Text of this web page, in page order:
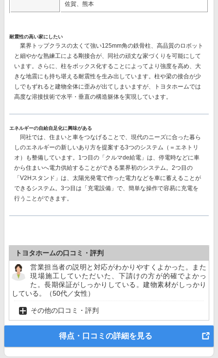
佐賀、熊本
耐震性の高い家にしたい
業界トップクラスの太くて強い125mm角の鉄骨柱、高品質のロボット
と細やかな熟練工による剛接合が、同社の頑丈な家づくりを可能にして
います。さらに、柱をボックス化することによってより強度を高め、大
きな地震にも持ち堪える耐震性を生み出しています。柱や梁の接合が少
しでもずれると建物全体に歪みが出てしまいますが、トヨタホームでは
高度な溶接技術で水平・垂直の構造躯体を実現しています。
エネルギーの自給自足化に興味がある
同社では、 住まいと車をつなげることで、現代のニーズに合った暮ら
しのエネルギーの新しいあり方を提案する3つのシステム（＝エネトリ
オ）も整備しています。1つ目の「クルマde給電」は、停電時などに車
から住まいへ電力供給することができる業界初のシステム。2つ目の
「V2Hスタンド」は、太陽光発電で作った電力などを車に蓄えることが
できるシステム。3つ目は「充電設備」で、簡単な操作で容易に充電を
行うことができます。
トヨタホームの口コミ・評判
営業担当者の説明と対応がわかりやすくよかった。また
現場施工していただいた、下請けの方が的確でよかっ
た。長期保証がしっかりしている。建物素材がしっかり
している。（50代／女性）
その他の口コミ・評判
得点・口コミの詳細を見る